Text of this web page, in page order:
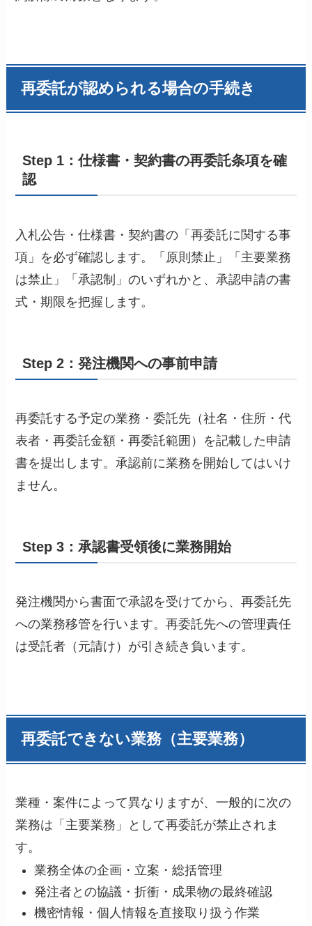
再委託が認められる場合の手続き
Step 1：仕様書・契約書の再委託条項を確
認
入札公告・仕様書・契約書の「再委託に関する事
項」を必ず確認します。「原則禁止」「主要業務
は禁止」「承認制」のいずれかと、承認申請の書
式・期限を把握します。
Step 2：発注機関への事前申請
再委託する予定の業務・委託先（社名・住所・代
表者・再委託金額・再委託範囲）を記載した申請
書を提出します。承認前に業務を開始してはいけ
ません。
Step 3：承認書受領後に業務開始
発注機関から書面で承認を受けてから、再委託先
への業務移管を行います。再委託先への管理責任
は受託者（元請け）が引き続き負います。
再委託できない業務（主要業務）
業種・案件によって異なりますが、一般的に次の
業務は「主要業務」として再委託が禁止されま
す。
業務全体の企画・立案・総括管理
発注者との協議・折衝・成果物の最終確認
機密情報・個人情報を直接取り扱う作業